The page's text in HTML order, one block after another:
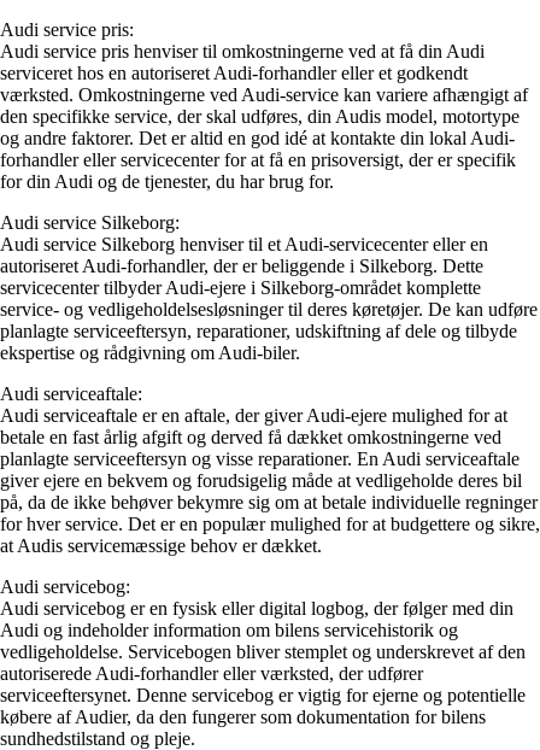
Audi service pris:
Audi service pris henviser til omkostningerne ved at få din Audi
serviceret hos en autoriseret Audi-forhandler eller et godkendt
værksted. Omkostningerne ved Audi-service kan variere afhængigt af
den specifikke service, der skal udføres, din Audis model, motortype
og andre faktorer. Det er altid en god idé at kontakte din lokal Audi-
forhandler eller servicecenter for at få en prisoversigt, der er specifik
for din Audi og de tjenester, du har brug for.
Audi service Silkeborg:
Audi service Silkeborg henviser til et Audi-servicecenter eller en
autoriseret Audi-forhandler, der er beliggende i Silkeborg. Dette
servicecenter tilbyder Audi-ejere i Silkeborg-området komplette
service- og vedligeholdelsesløsninger til deres køretøjer. De kan udføre
planlagte serviceeftersyn, reparationer, udskiftning af dele og tilbyde
ekspertise og rådgivning om Audi-biler.
Audi serviceaftale:
Audi serviceaftale er en aftale, der giver Audi-ejere mulighed for at
betale en fast årlig afgift og derved få dækket omkostningerne ved
planlagte serviceeftersyn og visse reparationer. En Audi serviceaftale
giver ejere en bekvem og forudsigelig måde at vedligeholde deres bil
på, da de ikke behøver bekymre sig om at betale individuelle regninger
for hver service. Det er en populær mulighed for at budgettere og sikre,
at Audis servicemæssige behov er dækket.
Audi servicebog:
Audi servicebog er en fysisk eller digital logbog, der følger med din
Audi og indeholder information om bilens servicehistorik og
vedligeholdelse. Servicebogen bliver stemplet og underskrevet af den
autoriserede Audi-forhandler eller værksted, der udfører
serviceeftersynet. Denne servicebog er vigtig for ejerne og potentielle
købere af Audier, da den fungerer som dokumentation for bilens
sundhedstilstand og pleje.